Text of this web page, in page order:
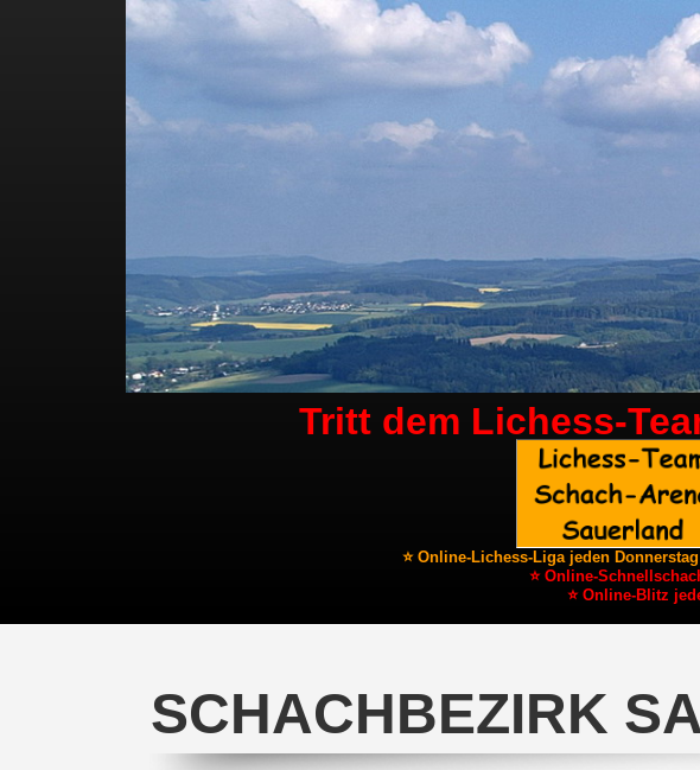
Tritt dem Lichess-
⭐ Online-Lichess-Liga jeden
⭐ Online-
⭐ Online-Blitz
SCHACHBEZIRK